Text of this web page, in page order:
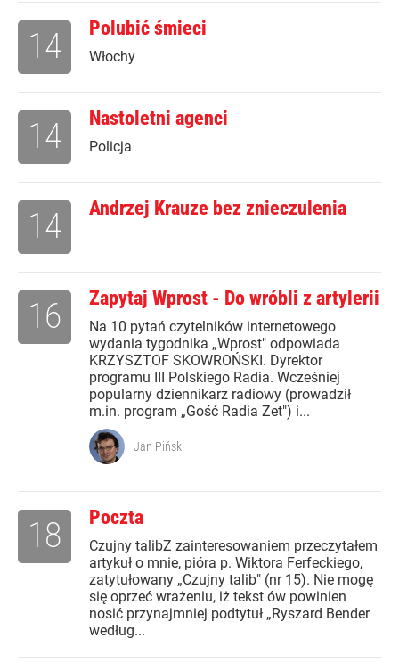
Polubić śmieci
Włochy
14
Nastoletni agenci
Policja
14
Andrzej Krauze bez znieczulenia
14
Zapytaj Wprost - Do wróbli z artylerii
Na 10 pytań czytelników internetowego
wydania tygodnika „Wprost" odpowiada
KRZYSZTOF SKOWROŃSKI. Dyrektor
programu III Polskiego Radia. Wcześniej
popularny dziennikarz radiowy (prowadził
m.in. program „Gość Radia Zet") i...
16
Jan Piński
Poczta
Czujny talibZ zainteresowaniem przeczytałem
artykuł o mnie, pióra p. Wiktora Ferfeckiego,
zatytułowany „Czujny talib" (nr 15). Nie mogę
się oprzeć wrażeniu, iż tekst ów powinien
nosić przynajmniej podtytuł „Ryszard Bender
według...
18